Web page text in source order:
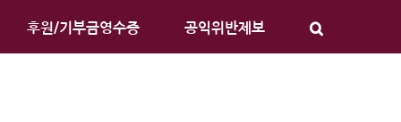
후원/기부금영수증 공익위반제보